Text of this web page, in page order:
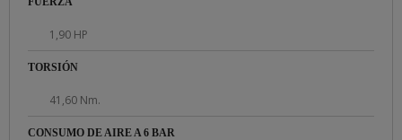
1,90 HP
TORSIÓN
41,60 Nm.
CONSUMO DE AIRE A 6 BAR